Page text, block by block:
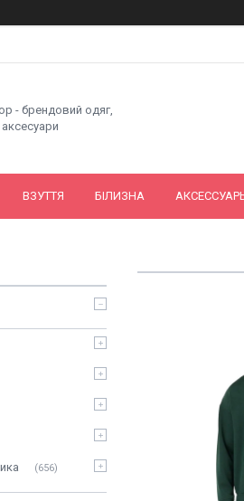
- брендовий одяг,
ВЗУТТЯ БІЛИЗНА
656